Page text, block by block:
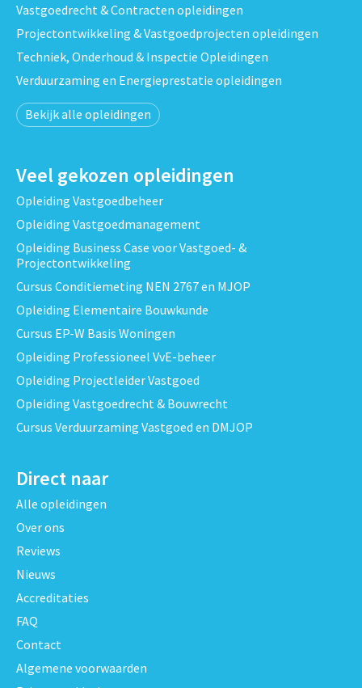
Vastgoedrecht & Contracten opleidingen
Projectontwikkeling & Vastgoedprojecten opleidingen
Techniek, Onderhoud & Inspectie Opleidingen
Verduurzaming en Energieprestatie opleidingen
Bekijk alle opleidingen
Veel gekozen opleidingen
Opleiding Vastgoedbeheer
Opleiding Vastgoedmanagement
Opleiding Business Case voor Vastgoed- &
Projectontwikkeling
Cursus Conditiemeting NEN 2767 en MJOP
Opleiding Elementaire Bouwkunde
Cursus EP-W Basis Woningen
Opleiding Professioneel VvE-beheer
Opleiding Projectleider Vastgoed
Opleiding Vastgoedrecht & Bouwrecht
Cursus Verduurzaming Vastgoed en DMJOP
Direct naar
Alle opleidingen
Over ons
Reviews
Nieuws
Accreditaties
FAQ
Contact
Algemene voorwaarden